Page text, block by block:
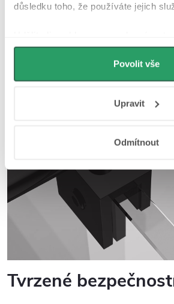
důsledku toho, že používáte jejich
můžeme používat cookies pro
personalizovanou reklamu. Jak
osobní údaje najdete na stránkách
Povolit vše
Upravit
Odmítnout
Tvrzené